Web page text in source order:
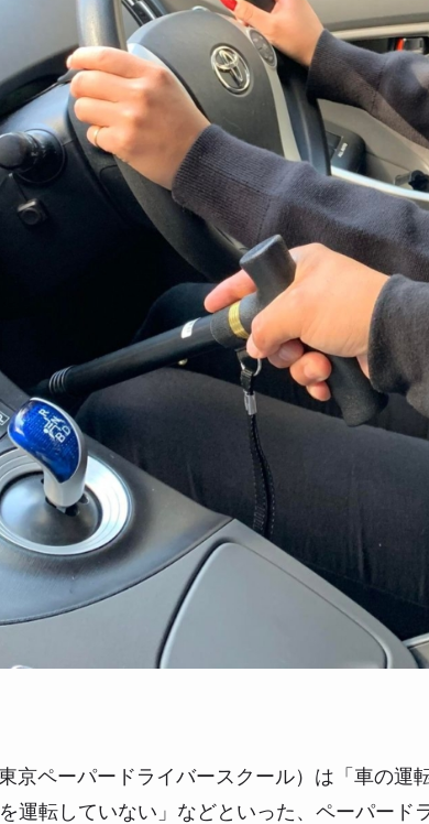
京ペーパードライバースクール）は「車の運
運転していない」などといった、ペーパード